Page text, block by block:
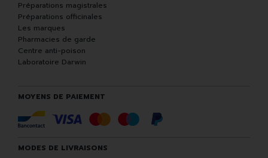
Préparations magistrales
Préparations officinales
Les marques
Pharmacies de garde
Centre anti-poison
Laboratoire Darwin
MOYENS DE PAIEMENT
MODES DE LIVRAISONS